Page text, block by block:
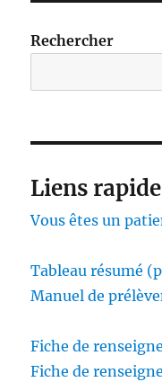
Rechercher
Liens
Vous êtes un
Tableau résumé
Manuel de
Fiche de
Fiche de